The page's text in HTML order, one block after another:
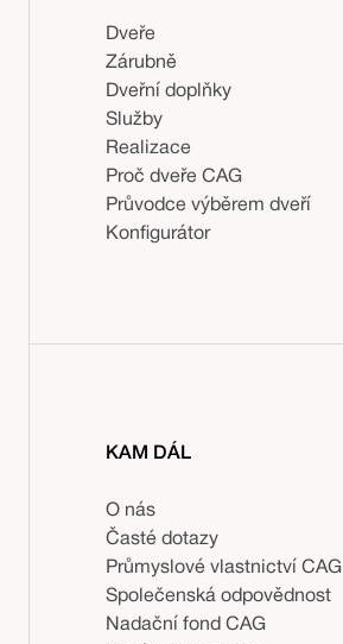
Dveře
Zárubně
Dveřní doplňky
Služby
Realizace
Proč dveře CAG
Průvodce výběrem dveří
Konfigurátor
KAM DÁL
O nás
Časté dotazy
Průmyslové vlastnictví CAG
Společenská odpovědnost
Nadační fond CAG